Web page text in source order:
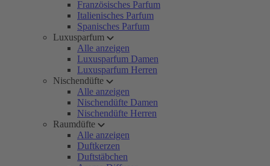
Französisches Parfum
Italienisches Parfum
Spanisches Parfum
Luxusparfum
Alle anzeigen
Luxusparfum Damen
Luxusparfum Herren
Nischendüfte
Alle anzeigen
Nischendüfte Damen
Nischendüfte Herren
Raumdüfte
Alle anzeigen
Duftkerzen
Duftstäbchen